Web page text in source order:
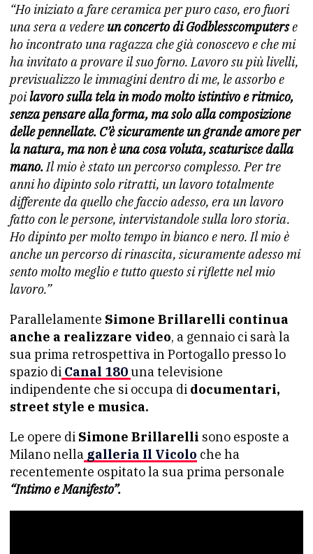
“Ho iniziato a fare ceramica per puro caso, ero fuori
una sera a vedere un concerto di Godblesscomputerse
ho incontrato una ragazza che già conoscevo e che mi
ha invitato a provare il suo forno. Lavoro su più livelli,
previsualizzo le immagini dentro di me, le assorbo e
poilavoro sulla tela in modo molto istintivo e ritmico,
senza pensare alla forma, ma solo alla composizione
delle pennellate. C’è sicuramente un grande amore per
la natura, ma non è una cosa voluta, scaturisce dalla
mano.Il mio è stato un percorso complesso. Per tre
anni ho dipinto solo ritratti, un lavoro totalmente
differente da quello che faccio adesso, era un lavoro
fatto con le persone, intervistandole sulla loro storia.
Ho dipinto per molto tempo in bianco e nero. Il mio è
anche un percorso di rinascita, sicuramente adesso mi
sento molto meglio e tutto questo si riflette nel mio
lavoro.”
Parallelamente Simone Brillarelli continua
anche a realizzare video, a gennaio ci sarà la
sua prima retrospettiva in Portogallo presso lo
spazio di Canal 180una televisione
indipendente che si occupa di documentari,
street style e musica.
Le opere di Simone Brillarelli sono esposte a
Milano nella galleria Il Vicolo che ha
recentemente ospitato la sua prima personale
“Intimo e Manifesto”.